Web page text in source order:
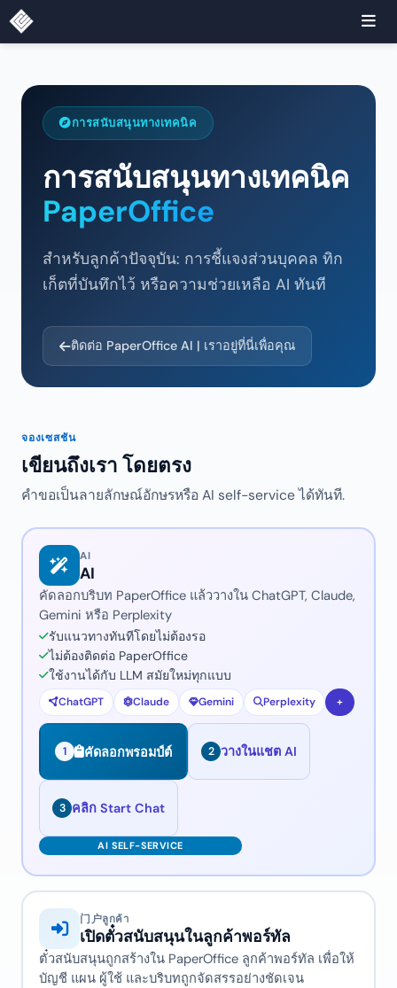
การสนับสนุนทางเทคนิค
การสนับสนุนทางเทคนิค
PaperOffice
สำหรับลูกค้าปัจจุบัน: การชี้แจงส่วนบุคคล ทิก
เก็ตที่บันทึกไว้ หรือความช่วยเหลือ AI ทันที
ติดต่อ PaperOffice AI | เราอยู่ที่นี่เพื่อคุณ
จองเซสชัน
เขียนถึงเรา โดยตรง
คำขอเป็นลายลักษณ์อักษรหรือ AI self-service ได้ทันที.
AI
AI
คัดลอกบริบท PaperOffice แล้ววางใน ChatGPT, Claude,
Gemini หรือ Perplexity
รับแนวทางทันทีโดยไม่ต้องรอ
ไม่ต้องติดต่อ PaperOffice
ใช้งานได้กับ LLM สมัยใหม่ทุกแบบ
ChatGPT Claude Gemini Perplexity +
1 คัดลอกพรอมป์ต์ 2 วางในแชต AI
3 คลิก Start Chat
门户ลูกค้า
เปิดตั๋วสนับสนุนในลูกค้าพอร์ทัล
ตั๋วสนับสนุนถูกสร้างใน PaperOffice ลูกค้าพอร์ทัล เพื่อให้
บัญชี แผน ผู้ใช้ และบริบทถูกจัดสรรอย่างชัดเจน